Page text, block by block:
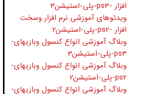
افزار -ps3-پلی-استیشن3
ویدئوهای آموزشی نرم افزار وسخت
افزار -ps2-پلی-استیشن2
وبلاگ آموزشی انواع کنسول وبازیهای-
ps3-پلی-استیشن3
وبلاگ آموزشی انواع کنسول وبازیهای-
ps2-پلی-استیشن2
وبلاگ آموزشی انواع کنسول وبازیهای-